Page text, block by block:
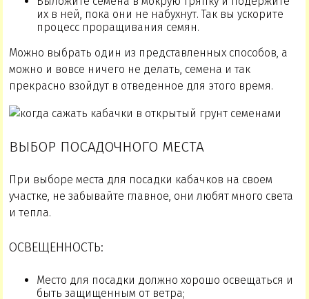
их в ней, пока они не набухнут. Так вы ускорите
процесс проращивания семян.
Можно выбрать один из представленных способов, а
можно и вовсе ничего не делать, семена и так
прекрасно взойдут в отведенное для этого время.
ВЫБОР ПОСАДОЧНОГО МЕСТА
При выборе места для посадки кабачков на своем
участке, не забывайте главное, они любят много света
и тепла.
ОСВЕЩЕННОСТЬ:
Место для посадки должно хорошо освещаться и
быть защищенным от ветра;